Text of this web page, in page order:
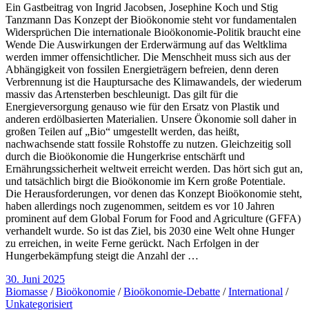
Ein Gastbeitrag von Ingrid Jacobsen, Josephine Koch und Stig
Tanzmann Das Konzept der Bioökonomie steht vor fundamentalen
Widersprüchen Die internationale Bioökonomie-Politik braucht eine
Wende Die Auswirkungen der Erderwärmung auf das Weltklima
werden immer offensichtlicher. Die Menschheit muss sich aus der
Abhängigkeit von fossilen Energieträgern befreien, denn deren
Verbrennung ist die Hauptursache des Klimawandels, der wiederum
massiv das Artensterben beschleunigt. Das gilt für die
Energieversorgung genauso wie für den Ersatz von Plastik und
anderen erdölbasierten Materialien. Unsere Ökonomie soll daher in
großen Teilen auf „Bio“ umgestellt werden, das heißt,
nachwachsende statt fossile Rohstoffe zu nutzen. Gleichzeitig soll
durch die Bioökonomie die Hungerkrise entschärft und
Ernährungssicherheit weltweit erreicht werden. Das hört sich gut an,
und tatsächlich birgt die Bioökonomie im Kern große Potentiale.
Die Herausforderungen, vor denen das Konzept Bioökonomie steht,
haben allerdings noch zugenommen, seitdem es vor 10 Jahren
prominent auf dem Global Forum for Food and Agriculture (GFFA)
verhandelt wurde. So ist das Ziel, bis 2030 eine Welt ohne Hunger
zu erreichen, in weite Ferne gerückt. Nach Erfolgen in der
Hungerbekämpfung steigt die Anzahl der …
30. Juni 2025
Biomasse /Bioökonomie /Bioökonomie-Debatte /International /
Unkategorisiert